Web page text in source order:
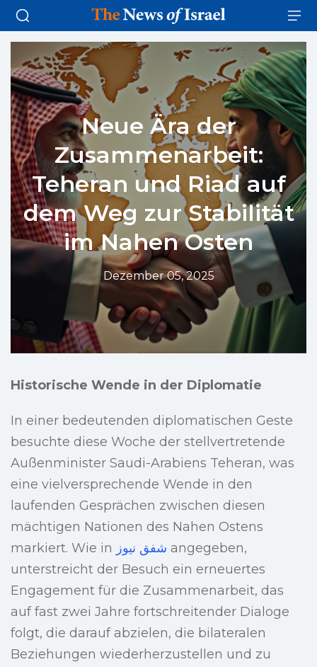
Neue Ära der
Zusammenarbeit:
Teheran und Riad auf
dem Weg zur Stabilität
im Nahen Osten
Dezember 05, 2025
Historische Wende in der Diplomatie
In einer bedeutenden diplomatischen Geste
besuchte diese Woche der stellvertretende
Außenminister Saudi-Arabiens Teheran, was
eine vielversprechende Wende in den
laufenden Gesprächen zwischen diesen
mächtigen Nationen des Nahen Ostens
markiert. Wie in شفق نيوز angegeben,
unterstreicht der Besuch ein erneuertes
Engagement für die Zusammenarbeit, das
auf fast zwei Jahre fortschreitender Dialoge
folgt, die darauf abzielen, die bilateralen
Beziehungen wiederherzustellen und zu